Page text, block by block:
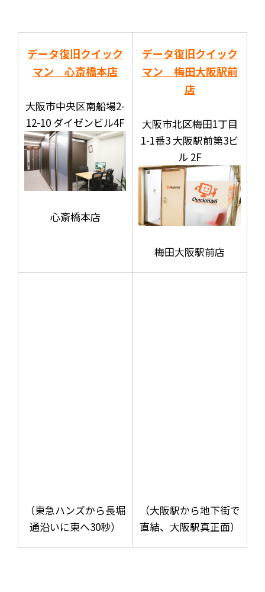
データ復旧クイック
マン 心斎橋本店
大阪市中央区南船場2-
12-10 ダイゼンビル4F
心斎橋本店
データ復旧クイック
マン 梅田大阪駅前
店
大阪市北区梅田1丁目
1-1番3 大阪駅前第3ビ
ル 2F
梅田大阪駅前店
（東急ハンズから長堀
通沿いに東へ30秒）
（大阪駅から地下街で
直結、大阪駅真正面）